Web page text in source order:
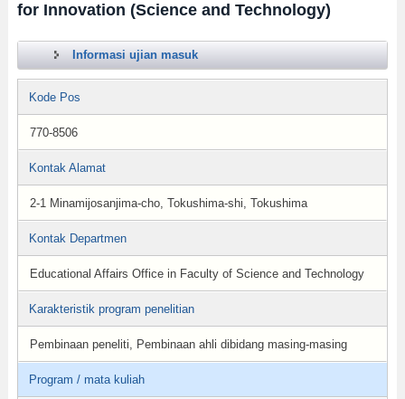
for Innovation (Science and Technology)
Informasi ujian masuk
Kode Pos
770-8506
Kontak Alamat
2-1 Minamijosanjima-cho, Tokushima-shi, Tokushima
Kontak Departmen
Educational Affairs Office in Faculty of Science and Technology
Karakteristik program penelitian
Pembinaan peneliti, Pembinaan ahli dibidang masing-masing
Program / mata kuliah